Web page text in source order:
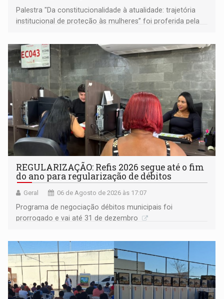
Palestra "Da constitucionalidade à atualidade: trajetória
institucional de proteção às mulheres” foi proferida pela
Goiás
REGULARIZAÇÃO: Refis 2026 segue até o fim
do ano para regularização de débitos
Geral 06 de Agosto de 2026 às 17:07
Programa de negociação débitos municipais foi
prorrogado e vai até 31 de dezembro